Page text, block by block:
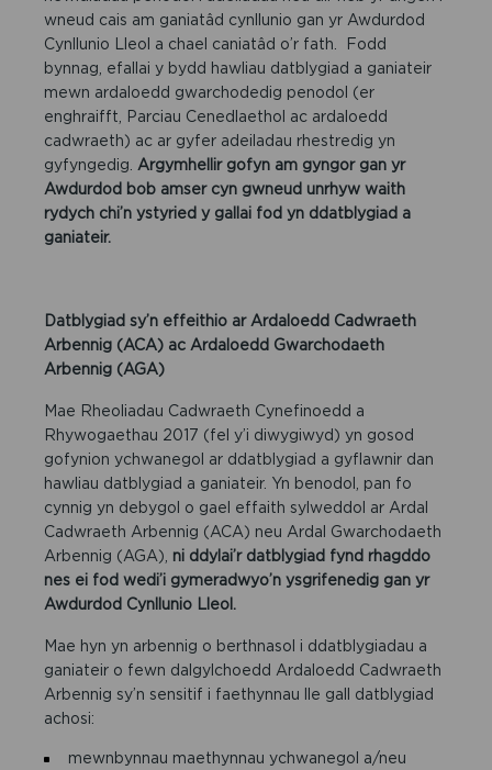
wneud cais am ganiatâd cynllunio gan yr Awdurdod
Cynllunio Lleol a chael caniatâd o’r fath. Fodd
bynnag, efallai y bydd hawliau datblygiad a ganiateir
mewn ardaloedd gwarchodedig penodol (er
enghraifft, Parciau Cenedlaethol ac ardaloedd
cadwraeth) ac ar gyfer adeiladau rhestredig yn
gyfyngedig. Argymhellir gofyn am gyngor gan yr
Awdurdod bob amser cyn gwneud unrhyw waith
rydych chi’n ystyried y gallai fod yn ddatblygiad a
ganiateir.
Datblygiad sy’n effeithio ar Ardaloedd Cadwraeth
Arbennig (ACA) ac Ardaloedd Gwarchodaeth
Arbennig (AGA)
Mae Rheoliadau Cadwraeth Cynefinoedd a
Rhywogaethau 2017 (fel y’i diwygiwyd) yn gosod
gofynion ychwanegol ar ddatblygiad a gyflawnir dan
hawliau datblygiad a ganiateir. Yn benodol, pan fo
cynnig yn debygol o gael effaith sylweddol ar Ardal
Cadwraeth Arbennig (ACA) neu Ardal Gwarchodaeth
Arbennig (AGA), ni ddylai’r datblygiad fynd rhagddo
nes ei fod wedi’i gymeradwyo’n ysgrifenedig gan yr
Awdurdod Cynllunio Lleol.
Mae hyn yn arbennig o berthnasol i ddatblygiadau a
ganiateir o fewn dalgylchoedd Ardaloedd Cadwraeth
Arbennig sy’n sensitif i faethynnau lle gall datblygiad
achosi:
mewnbynnau maethynnau ychwanegol a/neu